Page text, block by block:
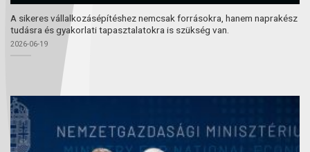
A sikeres vállalkozásépítéshez nemcsak forrásokra, hanem naprakész
tudásra és gyakorlati tapasztalatokra is szükség van.
2026-06-19